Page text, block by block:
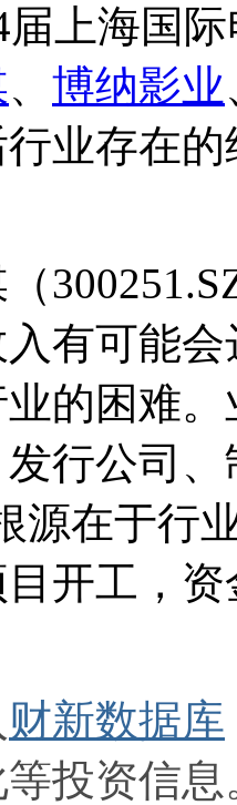
届上海国
、 博纳影业
业存在
有可能
的困难
行公司
源在于行
开工，
财新数据库
投资信息